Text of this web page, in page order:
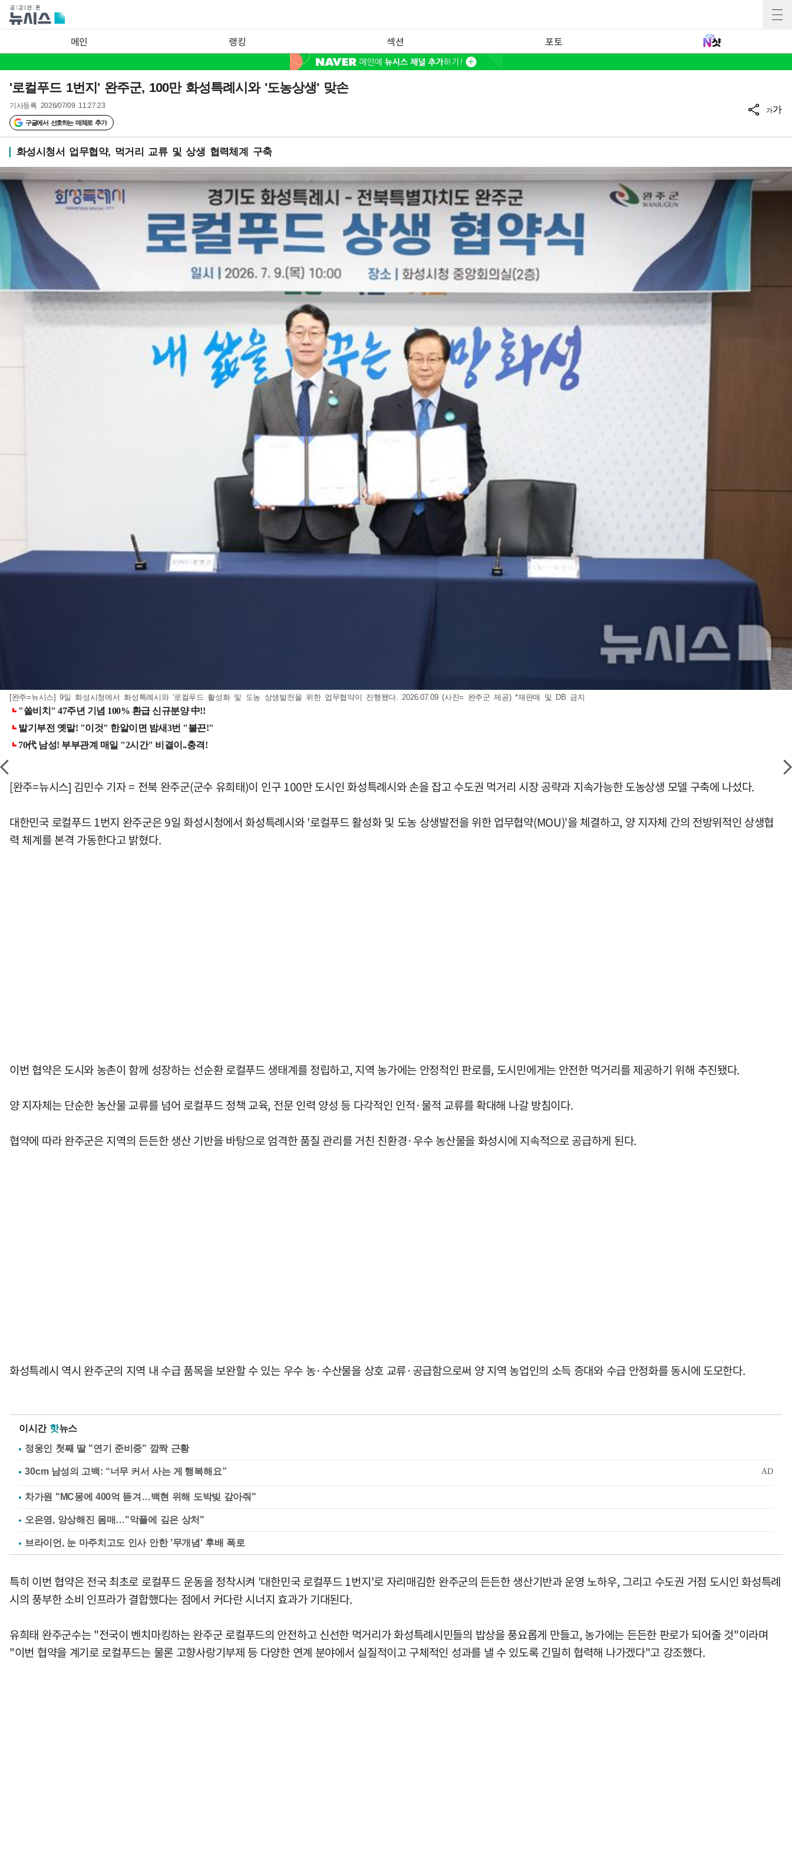
메인 랭킹 섹션 포토
'로컬푸드 1번지' 완주군, 100만 화성특례시와 '도농상생' 맞손
기사등록 2026/07/09 11:27:23
구글에서 선호하는 매체로 추가
가가
화성시청서 업무협약, 먹거리 교류 및 상생 협력체계 구축
[완주=뉴시스] 9일 화성시청에서 화성특례시와 '로컬푸드 활성화 및 도농 상생발전을 위한 업무협약이 진행됐다. 2026.07.09 (사진= 완주군 제공) *재판매 및 DB 금지
[완주=뉴시스] 김민수 기자 = 전북 완주군(군수 유희태)이 인구 100만 도시인 화성특례시와 손을 잡고 수도권 먹거리 시장 공략과 지속가능한 도농상생 모델 구축에 나섰다.
대한민국 로컬푸드 1번지 완주군은 9일 화성시청에서 화성특례시와 '로컬푸드 활성화 및 도농 상생발전을 위한 업무협약(MOU)'을 체결하고, 양 지자체 간의 전방위적인 상생협
력 체계를 본격 가동한다고 밝혔다.
이번 협약은 도시와 농촌이 함께 성장하는 선순환 로컬푸드 생태계를 정립하고, 지역 농가에는 안정적인 판로를, 도시민에게는 안전한 먹거리를 제공하기 위해 추진됐다.
양 지자체는 단순한 농산물 교류를 넘어 로컬푸드 정책 교육, 전문 인력 양성 등 다각적인 인적·물적 교류를 확대해 나갈 방침이다.
협약에 따라 완주군은 지역의 든든한 생산 기반을 바탕으로 엄격한 품질 관리를 거친 친환경·우수 농산물을 화성시에 지속적으로 공급하게 된다.
화성특례시 역시 완주군의 지역 내 수급 품목을 보완할 수 있는 우수 농·수산물을 상호 교류·공급함으로써 양 지역 농업인의 소득 증대와 수급 안정화를 동시에 도모한다.
이시간 핫뉴스
정웅인 첫째 딸 "연기 준비중" 깜짝 근황
차가원 "MC몽에 400억 뜯겨…백현 위해 도박빚 갚아줘"
오은영, 앙상해진 몸매…"악플에 깊은 상처"
브라이언, 눈 마주치고도 인사 안한 '무개념' 후배 폭로
특히 이번 협약은 전국 최초로 로컬푸드 운동을 정착시켜 '대한민국 로컬푸드 1번지'로 자리매김한 완주군의 든든한 생산기반과 운영 노하우, 그리고 수도권 거점 도시인 화성특례
시의 풍부한 소비 인프라가 결합했다는 점에서 커다란 시너지 효과가 기대된다.
유희태 완주군수는 "전국이 벤치마킹하는 완주군 로컬푸드의 안전하고 신선한 먹거리가 화성특례시민들의 밥상을 풍요롭게 만들고, 농가에는 든든한 판로가 되어줄 것"이라며
"이번 협약을 계기로 로컬푸드는 물론 고향사랑기부제 등 다양한 연계 분야에서 실질적이고 구체적인 성과를 낼 수 있도록 긴밀히 협력해 나가겠다"고 강조했다.